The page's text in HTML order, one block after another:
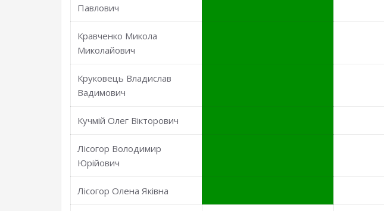
Павлович
Кравченко Микола
Миколайович
Круковець Владислав
Вадимович
Кучмій Олег Вікторович
Лісогор Володимир
Юрійович
Лісогор Олена Яківна